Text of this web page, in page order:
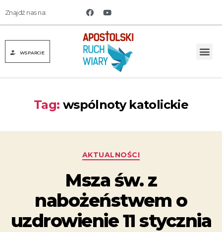
Znajdź nas na:
WSPARCIE
Tag: wspólnoty katolickie
AKTUALNOŚCI
Msza św. z
nabożeństwem o
uzdrowienie 11 stycznia